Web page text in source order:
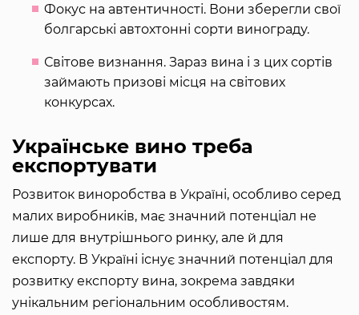
Фокус на автентичності. Вони зберегли свої
болгарські автохтонні сорти винограду.
Світове визнання. Зараз вина і з цих сортів
займають призові місця на світових
конкурсах.
Українське вино треба
експортувати
Розвиток виноробства в Україні, особливо серед
малих виробників, має значний потенціал не
лише для внутрішнього ринку, але й для
експорту. В Україні існує значний потенціал для
розвитку експорту вина, зокрема завдяки
унікальним регіональним особливостям.